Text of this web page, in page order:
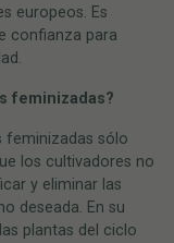
europeos. Es
confianza para
feminizadas?
feminizadas sólo
los cultivadores no
y eliminar las
deseada. En su
plantas del ciclo